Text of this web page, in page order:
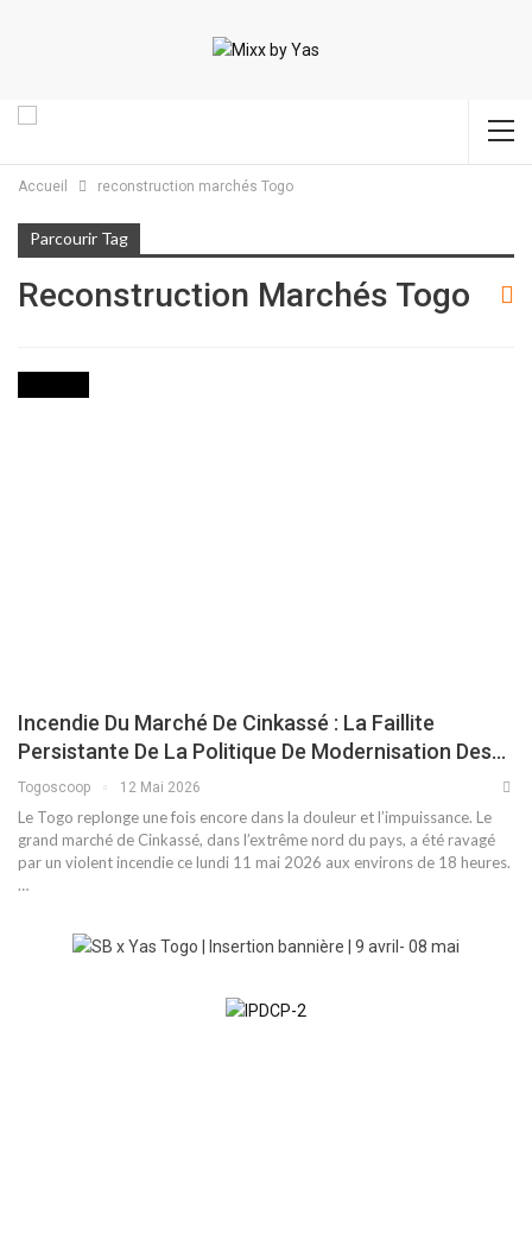
Accueil reconstruction marchés Togo
Parcourir Tag
Reconstruction Marchés Togo
Incendie Du Marché De Cinkassé : La Faillite
Persistante De La Politique De Modernisation Des…
Togoscoop 12 Mai 2026
Le Togo replonge une fois encore dans la douleur et l’impuissance. Le
grand marché de Cinkassé, dans l’extrême nord du pays, a été ravagé
par un violent incendie ce lundi 11 mai 2026 aux environs de 18 heures.
…